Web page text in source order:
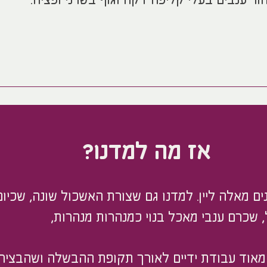
אז מה למדנו?
מאלה ליין. למדנו גם שצורת האשכול שונה,
ענבי מאכל בנוי כמנהרות מנהרות,
עבודת ידיים לאורך תקופת ההבשלה